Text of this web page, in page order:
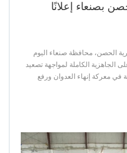
بصنعاء إعلانًا
الحصن، محافظة صنعاء اليوم
الجاهزية الكاملة لمواجهة تصعيد
في معركة إنهاء العدوان ورفع